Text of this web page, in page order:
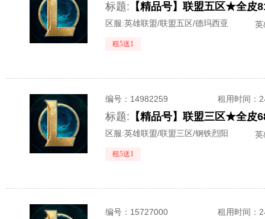
标题: 【精品号】联盟五区★全
区服:英雄联盟/联盟五区/德玛西亚
租5送1
编号： 14982259 租用时间 ：
标题: 【精品号】联盟三区★全
区服:英雄联盟/联盟三区/钢铁烈阳
租5送1
编号： 15727000 租用时间 ：